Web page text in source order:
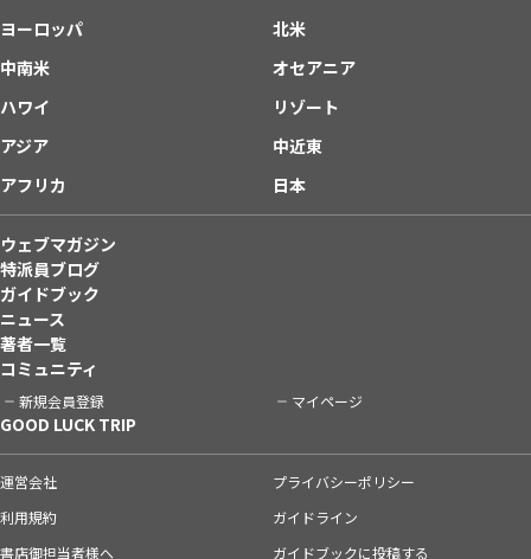
ヨーロッパ
北米
中南米
オセアニア
ハワイ
リゾート
アジア
中近東
アフリカ
日本
ウェブマガジン
特派員ブログ
ガイドブック
ニュース
著者一覧
コミュニティ
新規会員登録 マイページ
GOOD LUCK TRIP
運営会社
プライバシーポリシー
利用規約
ガイドライン
書店御担当者様へ
ガイドブックに投稿する